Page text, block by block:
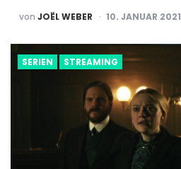
POSTED
BY
von JOËL WEBER 10. JANUAR 2021
SERIEN STREAMING